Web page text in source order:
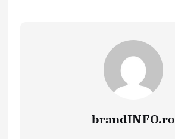
brandINFO.ro